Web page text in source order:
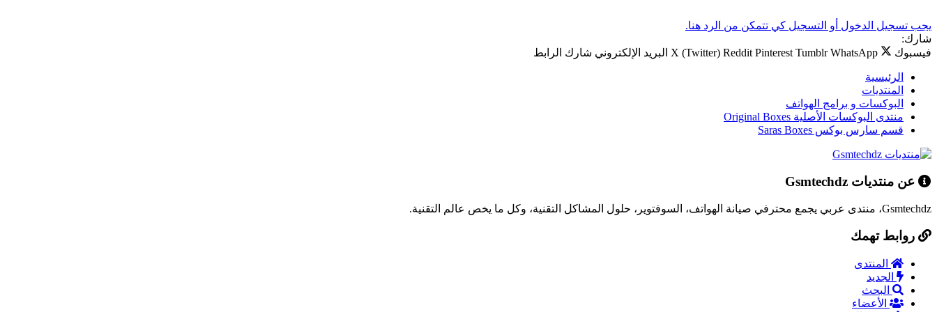
يجب تسجيل الدخول أو التسجيل كي تتمكن من الرد هنا.
شارك:
فيسبوك
X (Twitter) Reddit Pinterest Tumblr WhatsApp البريد الإلكتروني شارك الرابط
الرئيسية
المنتديات
البوكسات و برامج الهواتف
منتدى البوكسات الأصلية Original Boxes
قسم سارس بوكس Saras Boxes
عن منتديات Gsmtechdz
Gsmtechdz، منتدى عربي يجمع محترفي صيانة الهواتف، السوفتوير، حلول المشاكل التقنية، وكل ما يخص عالم التقنية.
روابط تهمك
المنتدى
الجديد
البحث
الأعضاء